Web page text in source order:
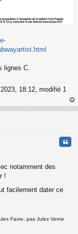
lignes C.
18:12, modifié 1
au
notamment des
!
facilement dater ce
Favre, pas Jules Verne